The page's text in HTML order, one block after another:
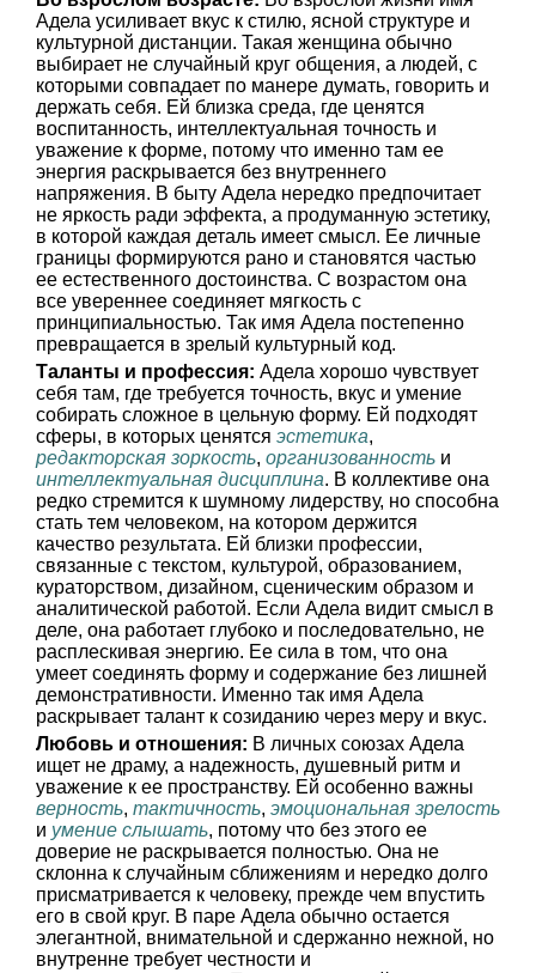
Адела усиливает вкус к стилю, ясной структуре и
культурной дистанции. Такая женщина обычно
выбирает не случайный круг общения, а людей, с
которыми совпадает по манере думать, говорить и
держать себя. Ей близка среда, где ценятся
воспитанность, интеллектуальная точность и
уважение к форме, потому что именно там ее
энергия раскрывается без внутреннего
напряжения. В быту Адела нередко предпочитает
не яркость ради эффекта, а продуманную эстетику,
в которой каждая деталь имеет смысл. Ее личные
границы формируются рано и становятся частью
ее естественного достоинства. С возрастом она
все увереннее соединяет мягкость с
принципиальностью. Так имя Адела постепенно
превращается в зрелый культурный код.
Таланты и профессия: Адела хорошо чувствует
себя там, где требуется точность, вкус и умение
собирать сложное в цельную форму. Ей подходят
сферы, в которых ценятся эстетика,
редакторская зоркость, организованность и
интеллектуальная дисциплина. В коллективе она
редко стремится к шумному лидерству, но способна
стать тем человеком, на котором держится
качество результата. Ей близки профессии,
связанные с текстом, культурой, образованием,
кураторством, дизайном, сценическим образом и
аналитической работой. Если Адела видит смысл в
деле, она работает глубоко и последовательно, не
расплескивая энергию. Ее сила в том, что она
умеет соединять форму и содержание без лишней
демонстративности. Именно так имя Адела
раскрывает талант к созиданию через меру и вкус.
Любовь и отношения: В личных союзах Адела
ищет не драму, а надежность, душевный ритм и
уважение к ее пространству. Ей особенно важны
верность, тактичность, эмоциональная зрелость
и умение слышать, потому что без этого ее
доверие не раскрывается полностью. Она не
склонна к случайным сближениям и нередко долго
присматривается к человеку, прежде чем впустить
его в свой круг. В паре Адела обычно остается
элегантной, внимательной и сдержанно нежной, но
внутренне требует честности и